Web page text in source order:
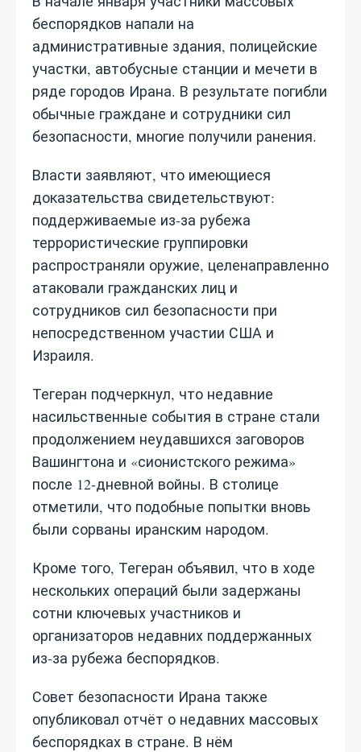
беспорядков напали на
административные здания, полицейские
участки, автобусные станции и мечети в
ряде городов Ирана. В результате погибли
обычные граждане и сотрудники сил
безопасности, многие получили ранения.
Власти заявляют, что имеющиеся
доказательства свидетельствуют:
поддерживаемые из‑за рубежа
террористические группировки
распространяли оружие, целенаправленно
атаковали гражданских лиц и
сотрудников сил безопасности при
непосредственном участии США и
Израиля.
Тегеран подчеркнул, что недавние
насильственные события в стране стали
продолжением неудавшихся заговоров
Вашингтона и «сионистского режима»
после 12‑дневной войны. В столице
отметили, что подобные попытки вновь
были сорваны иранским народом.
Кроме того, Тегеран объявил, что в ходе
нескольких операций были задержаны
сотни ключевых участников и
организаторов недавних поддержанных
из‑за рубежа беспорядков.
Совет безопасности Ирана также
опубликовал отчёт о недавних массовых
беспорядках в стране. В нём